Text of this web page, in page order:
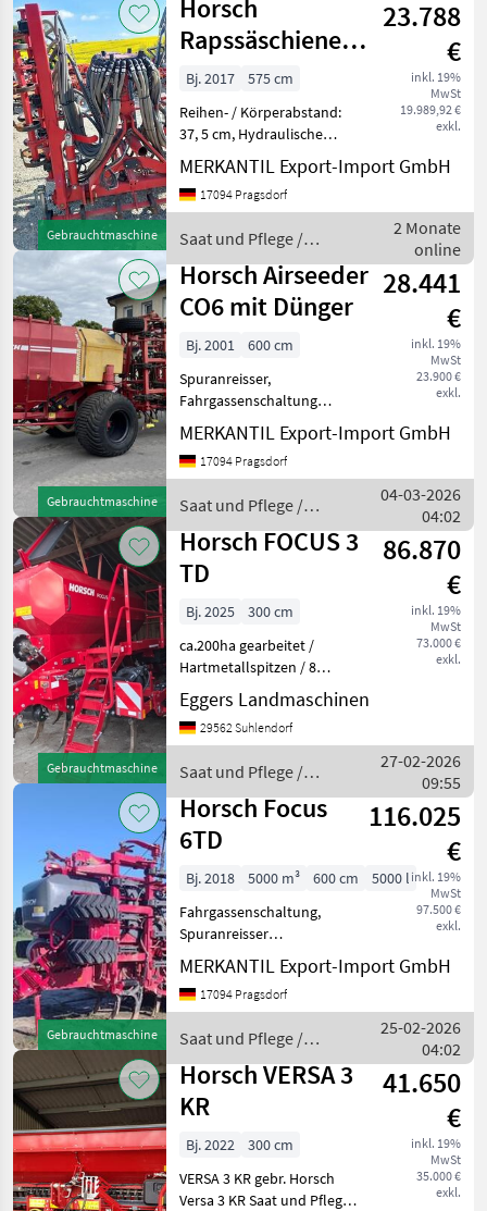
Horsch
Gebrauchtmaschine
Horsch
Rapssäschiene
für Focus 6.75
TD
23.788
€
inkl. 19%
MwSt
19.989,92 €
exkl.
Bj. 2017
575 cm
Reihen- / Körperabstand:
37, 5 cm, Hydraulische
Klappung,
Zweischeibenschare
________ Gut gepflegte
die Horsch Focus 6.75 TD
Dreipunktanba
MERKANTIL Export-Import GmbH
17094 Pragsdorf
Saat und Pflege /
Horsch
2 Monate
online
Gebrauchtmaschine
Horsch Airseeder
CO6 mit Dünger
28.441
€
inkl. 19%
MwSt
23.900 €
exkl.
Bj. 2001
600 cm
Spuranreisser,
Fahrgassenschaltung
Hydraulische Klappung,
Striegel ________
Doppeltank fuer Saat &
gelenkt 3 Reihen
Duettschare mit Federst
MERKANTIL Export-Import GmbH
17094 Pragsdorf
Saat und Pflege /
Horsch
04-03-2026
04:02
Gebrauchtmaschine
Horsch FOCUS 3
TD
86.870
€
inkl. 19%
MwSt
73.000 €
exkl.
Bj. 2025
300 cm
ca.200ha gearbeitet /
Hartmetallspitzen / 8
Reihen Fahrgassen / großer
Reifenpacker / Ölkühler
Saat und Pflege
Eggers Landmaschinen
29562 Suhlendorf
Saat und Pflege /
Horsch
27-02-2026
09:55
Gebrauchtmaschine
Horsch Focus
6TD
116.025
€
inkl. 19%
MwSt
97.500 €
exkl.
Bj. 2018 5000 m³ 600 cm
5000 l
Fahrgassenschaltung,
Spuranreisser
Flächenleistung: 5600 ha,
Hydraulische Klappung,
Striegel,
________ Doppeltank 5000
Liter für Saatgut und Dün
MERKANTIL Export-Import GmbH
17094 Pragsdorf
Saat und Pflege /
Horsch
25-02-2026
04:02
Horsch VERSA 3
KR
41.650
€
inkl. 19%
MwSt
35.000 €
exkl.
Bj. 2022
300 cm
VERSA 3 KR gebr. Horsch
Versa 3 KR Saat und Pflege